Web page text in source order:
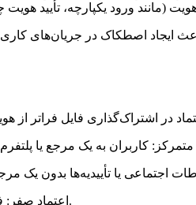
ایجاد اصطکاک در جریان‌های
متمرکز:
اعتماد صفر: فرض می‌کند هیچ اعتماد ذاتی به هویت‌ها یا دستگاه‌ها وجود ندارد و به جای آن تأیید مداوم و اصول حداقل امتیاز را اجرایی می‌کند.